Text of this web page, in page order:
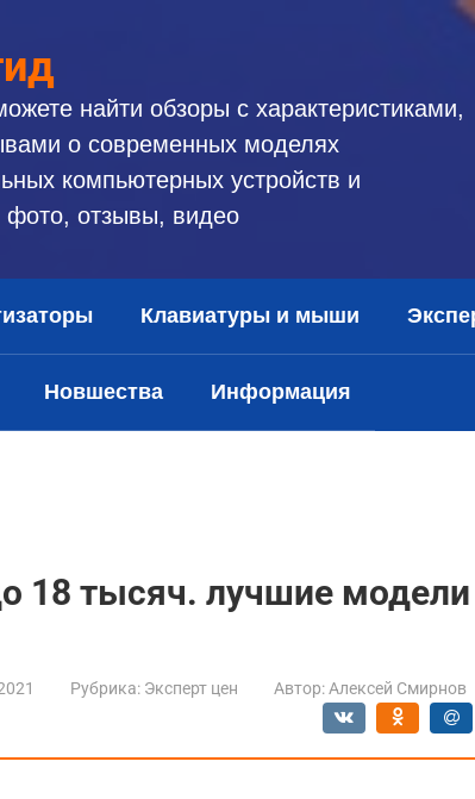
найти обзоры с характеристиками,
о современных моделях
компьютерных устройств и
отзывы, видео
Клавиатуры и мыши
Новшества Информация
18 тысяч. лучшие модели
Рубрика: Эксперт цен Автор: Алексей Смирнов